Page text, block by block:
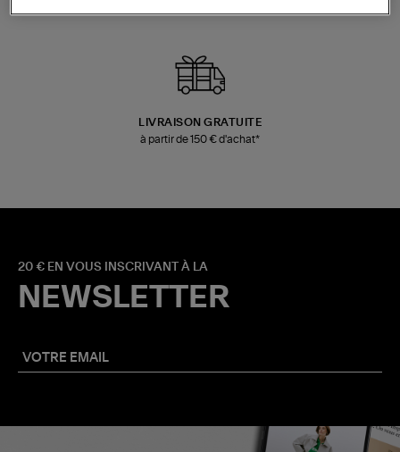
LIVRAISON GRATUITE
à partir de 150 € d'achat*
20 € EN VOUS INSCRIVANT À LA
NEWSLETTER